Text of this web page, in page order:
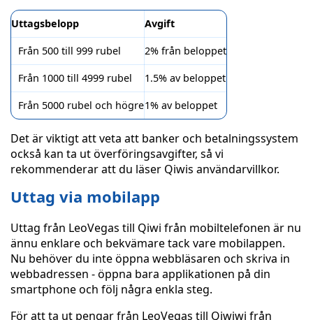
Uttagsbelopp Avgift
Från 500 till 999 rubel 2% från beloppet
Från 1000 till 4999 rubel 1.5% av beloppet
Från 5000 rubel och högre1% av beloppet
Det är viktigt att veta att banker och betalningssystem
också kan ta ut överföringsavgifter, så vi
rekommenderar att du läser Qiwis användarvillkor.
Uttag via mobilapp
Uttag från LeoVegas till Qiwi från mobiltelefonen är nu
ännu enklare och bekvämare tack vare mobilappen.
Nu behöver du inte öppna webbläsaren och skriva in
webbadressen - öppna bara applikationen på din
smartphone och följ några enkla steg.
För att ta ut pengar från LeoVegas till Qiwiwi från